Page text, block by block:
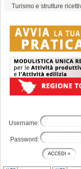
Turismo e strutture
Username:
Password: